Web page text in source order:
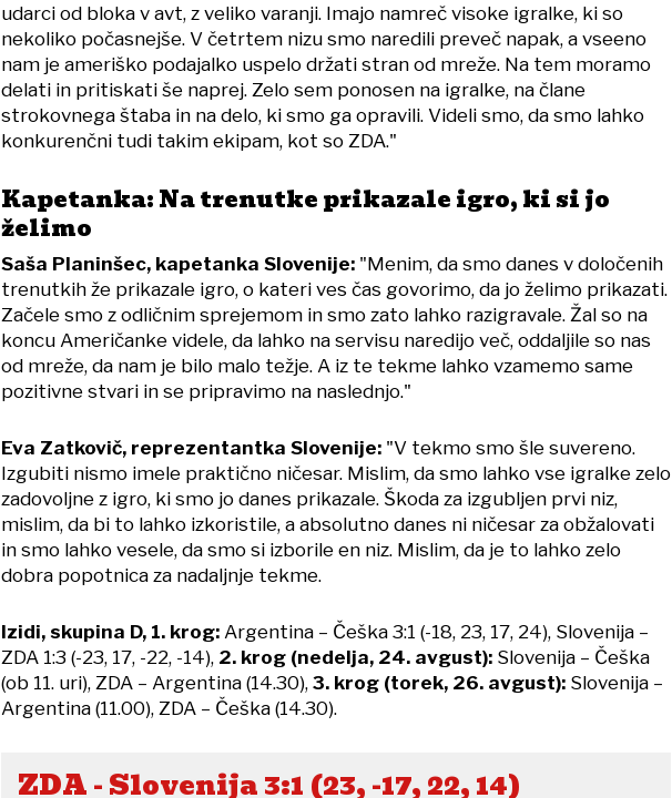
udarci od bloka v avt, z veliko varanji. Imajo namreč visoke igralke, ki so
nekoliko počasnejše. V četrtem nizu smo naredili preveč napak, a vseeno
nam je ameriško podajalko uspelo držati stran od mreže. Na tem moramo
delati in pritiskati še naprej. Zelo sem ponosen na igralke, na člane
strokovnega štaba in na delo, ki smo ga opravili. Videli smo, da smo lahko
konkurenčni tudi takim ekipam, kot so ZDA."
Kapetanka: Na trenutke prikazale igro, ki si jo
želimo
Saša Planinšec, kapetanka Slovenije: "Menim, da smo danes v določenih
trenutkih že prikazale igro, o kateri ves čas govorimo, da jo želimo prikazati.
Začele smo z odličnim sprejemom in smo zato lahko razigravale. Žal so na
koncu Američanke videle, da lahko na servisu naredijo več, oddaljile so nas
od mreže, da nam je bilo malo težje. A iz te tekme lahko vzamemo same
pozitivne stvari in se pripravimo na naslednjo."
Eva Zatkovič, reprezentantka Slovenije: "V tekmo smo šle suvereno.
Izgubiti nismo imele praktično ničesar. Mislim, da smo lahko vse igralke zelo
zadovoljne z igro, ki smo jo danes prikazale. Škoda za izgubljen prvi niz,
mislim, da bi to lahko izkoristile, a absolutno danes ni ničesar za obžalovati
in smo lahko vesele, da smo si izborile en niz. Mislim, da je to lahko zelo
dobra popotnica za nadaljnje tekme.
Izidi, skupina D, 1. krog: Argentina – Češka 3:1 (-18, 23, 17, 24), Slovenija –
ZDA 1:3 (-23, 17, -22, -14), 2. krog (nedelja, 24. avgust): Slovenija – Češka
(ob 11. uri), ZDA – Argentina (14.30), 3. krog (torek, 26. avgust): Slovenija –
Argentina (11.00), ZDA – Češka (14.30).
ZDA - Slovenija 3:1 (23, -17, 22, 14)